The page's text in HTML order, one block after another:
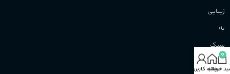
زیبایی
به
سبک
نو!
0
خریدخانه
حساب کاربری من